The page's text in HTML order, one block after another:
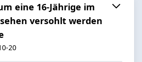
eine 16-Jährige im
versohlt werden
20